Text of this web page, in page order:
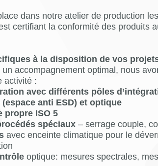
dans notre atelier de production
certifiant la conformité des produits
à la disposition de vos
accompagnement optimal, nous
activité :
avec différents pôles
anti ESD) et optique
propre ISO 5
spéciaux – serrage couple,
avec enceinte climatique pour le
optique: mesures spectrales,